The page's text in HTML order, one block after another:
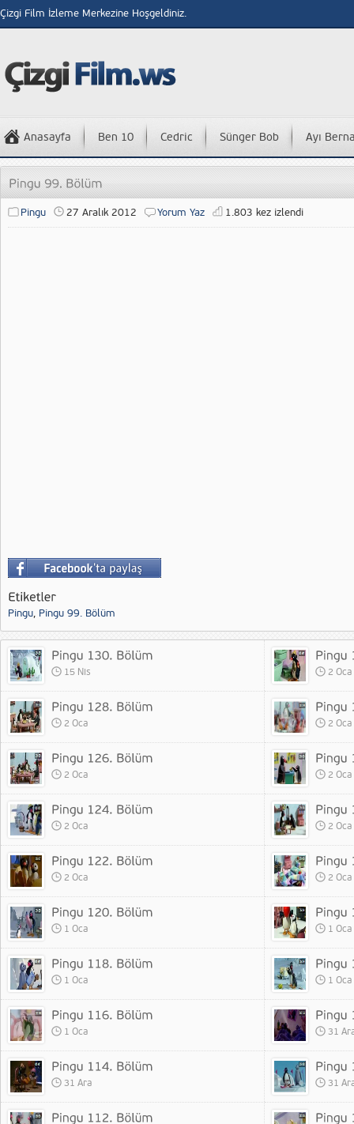
Çizgi Film İzleme Merkezine Hoşgeldiniz.
Anasayfa Ben 10 Cedric Sünger Bob Ayı
Pingu 27 Aralık 2012 Yorum Yaz 1.803 kez izlendi
Pingu, Pingu 99. Bölüm
15 Nis 2 Oca
2 Oca 2 Oca
2 Oca 2 Oca
2 Oca 2 Oca
2 Oca 2 Oca
1 Oca 1 Oca
1 Oca 1 Oca
1 Oca 31
31 Ara 31